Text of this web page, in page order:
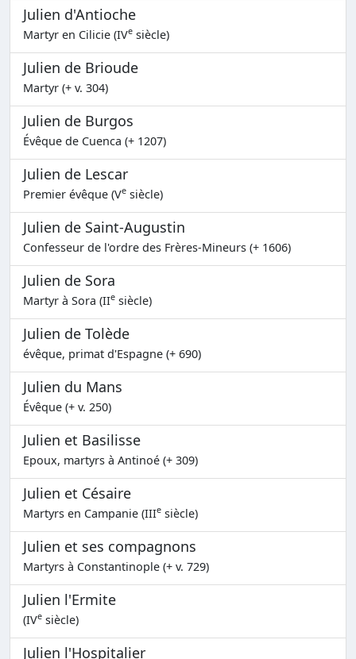
Julien d'Antioche
Martyr en Cilicie (IVe siècle)
Julien de Brioude
Martyr (+ v. 304)
Julien de Burgos
Évêque de Cuenca (+ 1207)
Julien de Lescar
Premier évêque (Ve siècle)
Julien de Saint-Augustin
Confesseur de l'ordre des Frères-Mineurs (+ 1606)
Julien de Sora
Martyr à Sora (IIe siècle)
Julien de Tolède
évêque, primat d'Espagne (+ 690)
Julien du Mans
Évêque (+ v. 250)
Julien et Basilisse
Epoux, martyrs à Antinoé (+ 309)
Julien et Césaire
Martyrs en Campanie (IIIe siècle)
Julien et ses compagnons
Martyrs à Constantinople (+ v. 729)
Julien l'Ermite
(IVe siècle)
Julien l'Hospitalier